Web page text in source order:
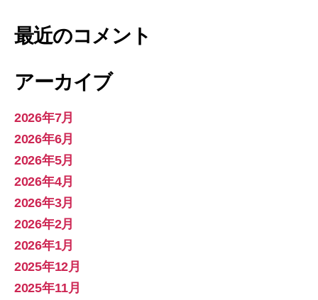
最近のコメント
アーカイブ
2026年7月
2026年6月
2026年5月
2026年4月
2026年3月
2026年2月
2026年1月
2025年12月
2025年11月